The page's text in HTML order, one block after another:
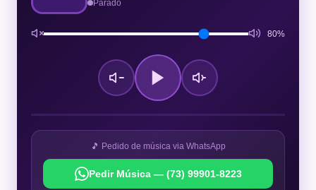
Parado
80%
🎵 Pedido de música via WhatsApp
Pedir Música — (73) 99901-8223